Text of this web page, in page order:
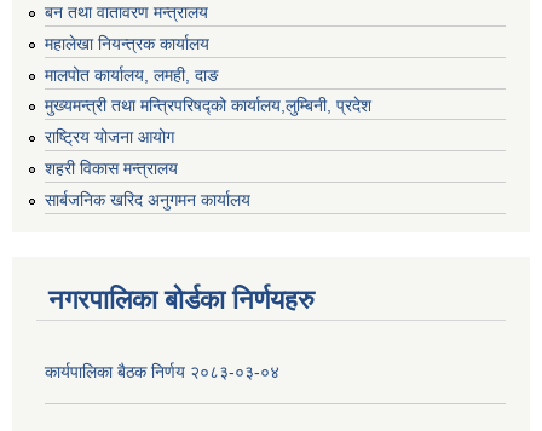
बन तथा वातावरण मन्त्रालय
महालेखा नियन्त्रक कार्यालय
मालपोत कार्यालय, लमही, दाङ
मुख्यमन्त्री तथा मन्त्रिपरिषद्को कार्यालय,लुम्बिनी, प्रदेश
राष्ट्रिय योजना आयोग
शहरी विकास मन्त्रालय
सार्बजनिक खरिद अनुगमन कार्यालय
नगरपालिका बोर्डका निर्णयहरु
कार्यपालिका बैठक निर्णय २०८३-०३-०४